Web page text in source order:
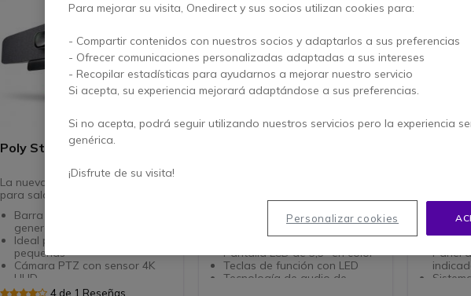
Poly Studio R30
La nueva barra de vídeo USB
para salas de reunión pequeñas
Barra de vídeo de nueva
generación todo en uno
Ideal para salas de reunión
pequeñas
Cámara PTZ con sensor 4K
UHD
Campo de visión de 120° con
4 de 1 Reseñas
Teléfono IP de sobremesa
híbrido digital/IP
Pantalla LCD de 3,5" en color
Teclas de función con LED
Tecnología de audio de
Barra
Barra
para
Panel
Para mejorar su visita, Onedirect y sus socios utilizan cookies para:
- Compartir contenidos con nuestros socios y adaptarlos a sus preferencias
- Ofrecer comunicaciones personalizadas adaptadas a sus intereses
- Recopilar estadísticas para ayudarnos a mejorar nuestro servicio
Si acepta, su experiencia mejorará adaptándose a sus preferencias.
Si no acepta, podrá seguir utilizando nuestros servicios pero la experiencia
genérica.
¡Disfrute de su visita!
Personalizar cookies